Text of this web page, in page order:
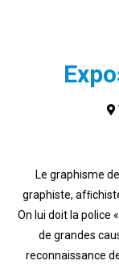
Le graphisme
graphiste,
On lui doit la police
de grandes
reconnaissance